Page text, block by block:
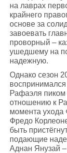
на лаврах
крайнего
основе за
завоевать
проворный –
ушедшему на
надежную.
Однако сезон
Рафаэля
отношению к
момента ухода
Фредо
быть
подающие
Аднан Янузай